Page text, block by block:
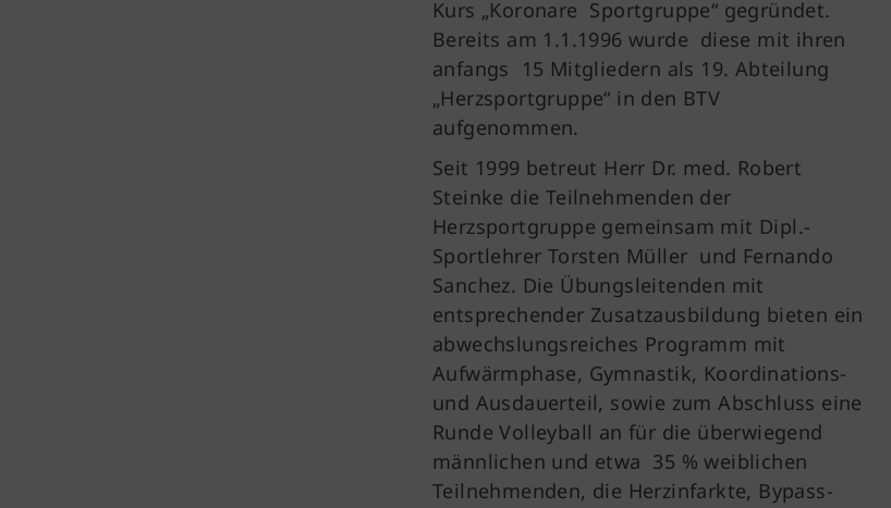
Kurs „Koronare Sportgruppe“ gegründet.
Bereits am 1.1.1996 wurde diese mit ihren
anfangs 15 Mitgliedern als 19. Abteilung
„Herzsportgruppe“ in den BTV
aufgenommen.
Seit 1999 betreut Herr Dr. med. Robert
Steinke die Teilnehmenden der
Herzsportgruppe gemeinsam mit Dipl.-
Sportlehrer Torsten Müller und Fernando
Sanchez. Die Übungsleitenden mit
entsprechender Zusatzausbildung bieten ein
abwechslungsreiches Programm mit
Aufwärmphase, Gymnastik, Koordinations-
und Ausdauerteil, sowie zum Abschluss eine
Runde Volleyball an für die überwiegend
männlichen und etwa 35 % weiblichen
Teilnehmenden, die Herzinfarkte, Bypass-